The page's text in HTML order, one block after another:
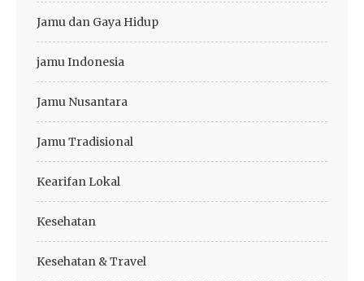
Jamu dan Gaya Hidup
jamu Indonesia
Jamu Nusantara
Jamu Tradisional
Kearifan Lokal
Kesehatan
Kesehatan & Travel